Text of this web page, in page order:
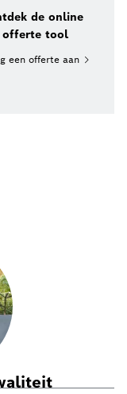
de online
offerte tool
een offerte aan